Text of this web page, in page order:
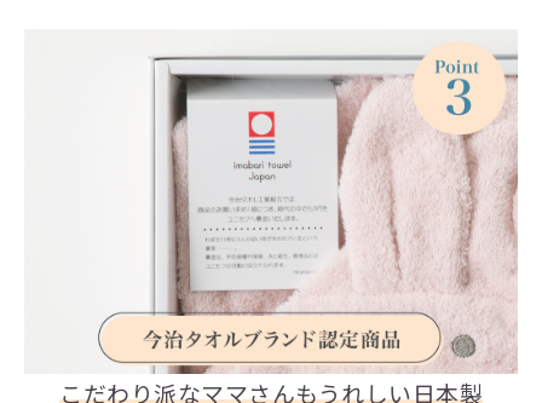
こだわり派なママさんもうれしい日本製